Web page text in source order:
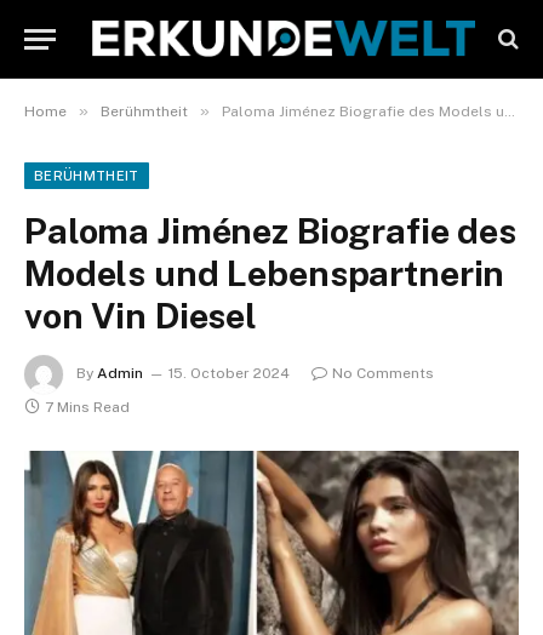
Home » Berühmtheit » Paloma Jiménez Biografie des Models und Lebenspartnerin von Vin Diesel
BERÜHMTHEIT
Paloma Jiménez Biografie des
Models und Lebenspartnerin
von Vin Diesel
By Admin 15. October 2024
No Comments
7 Mins Read